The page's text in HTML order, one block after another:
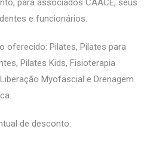
para associados CAACE, seus
e funcionários.
oferecido: Pilates, Pilates para
Pilates Kids, Fisioterapia
Myofascial e Drenagem
de desconto: